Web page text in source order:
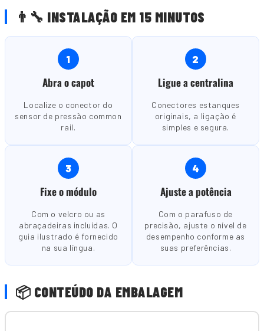
👨🔧 INSTALAÇÃO EM 15 MINUTOS
1
Abra o capot
Localize o conector do
sensor de pressão common
rail.
2
Ligue a centralina
Conectores estanques
originais, a ligação é
simples e segura.
3
Fixe o módulo
Com o velcro ou as
abraçadeiras incluídas. O
guia ilustrado é fornecido
na sua língua.
4
Ajuste a potência
Com o parafuso de
precisão, ajuste o nível de
desempenho conforme as
suas preferências.
📦 CONTEÚDO DA EMBALAGEM